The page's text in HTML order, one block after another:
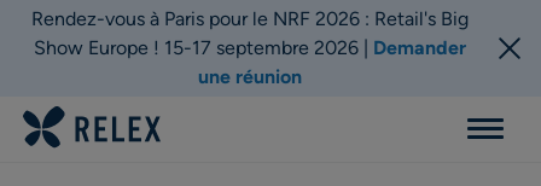
Rendez-vous à Paris pour le NRF 2026 : Retail's Big
Show Europe ! 15-17 septembre 2026 | Demander
une réunion
Menu